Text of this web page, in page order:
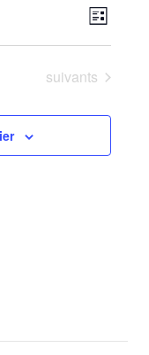
par
de
vues
Liste
Évènements
suivants